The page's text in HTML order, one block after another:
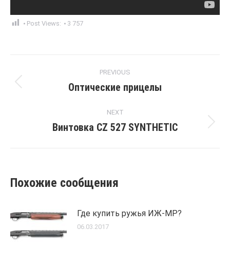
Post Views: 3 757
navigation
PREVIOUS
Previous
Оптические прицелы
NEXT
Next
Винтовка CZ 527 SYNTHETIC
Похожие сообщения
Где купить ружья ИЖ-МР?
06.03.2017